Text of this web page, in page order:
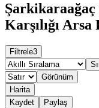
Karşılığı
Filtrele3
Görünüm
Harita
Kaydet
Paylaş